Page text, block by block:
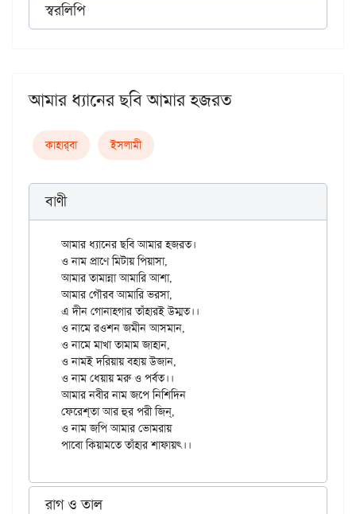
স্বরলিপি
আমার ধ্যানের ছবি আমার হজরত
কাহার্‌বা ইসলামী
বাণী
আমার ধ্যানের ছবি আমার হজরত।
ও নাম প্রাণে মিটায় পিয়াসা,
আমার তামান্না আমারি আশা,
আমার গৌরব আমারি ভরসা,
এ দীন গোনাহগার তাঁহারই উম্মত।।
ও নামে রওশন জমীন আসমান,
ও নামে মাখা তামাম জাহান,
ও নামই দরিয়ায় বহায় উজান,
ও নাম ধেয়ায় মরু ও পর্বত।।
আমার নবীর নাম জপে নিশিদিন
ফেরেশ্‌তা আর হুর পরী জিন্‌,
ও নাম জপি আমার ভোমরায়
রাগ ও তাল